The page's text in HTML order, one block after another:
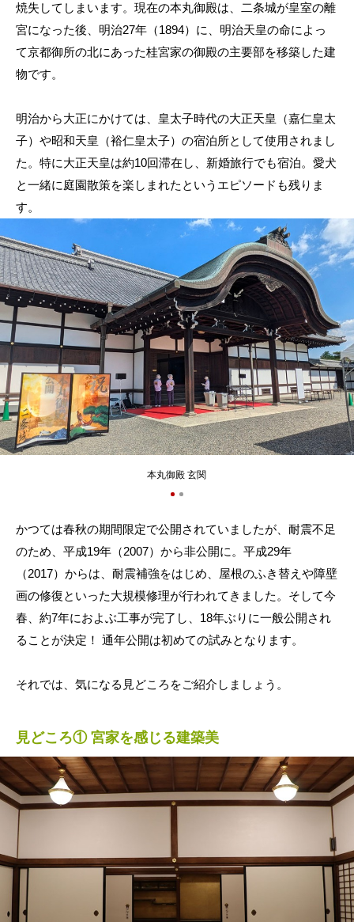
焼失してしまいます。現在の本丸御殿は、二条城が皇室の離
宮になった後、明治27年（1894）に、明治天皇の命によっ
て京都御所の北にあった桂宮家の御殿の主要部を移築した建
物です。
明治から大正にかけては、皇太子時代の大正天皇（嘉仁皇太
子）や昭和天皇（裕仁皇太子）の宿泊所として使用されまし
た。特に大正天皇は約10回滞在し、新婚旅行でも宿泊。愛犬
と一緒に庭園散策を楽しまれたというエピソードも残りま
す。
本丸御殿 玄関
かつては春秋の期間限定で公開されていましたが、耐震不足
のため、平成19年（2007）から非公開に。平成29年
（2017）からは、耐震補強をはじめ、屋根のふき替えや障壁
画の修復といった大規模修理が行われてきました。そして今
春、約7年におよぶ工事が完了し、18年ぶりに一般公開され
ることが決定！ 通年公開は初めての試みとなります。
それでは、気になる見どころをご紹介しましょう。
見どころ① 宮家を感じる建築美